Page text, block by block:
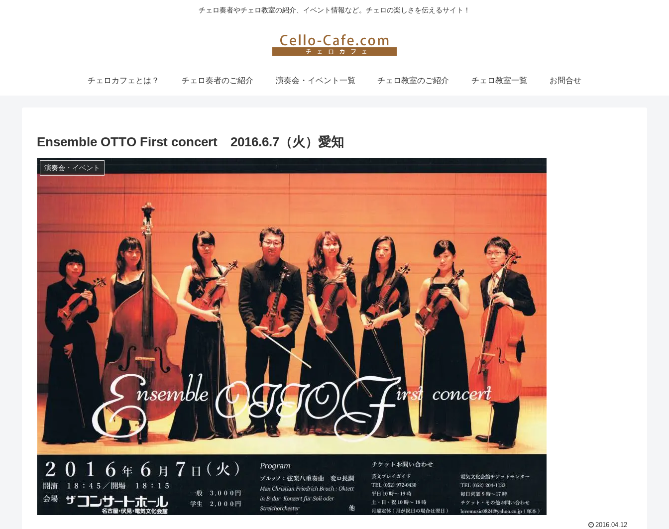
チェロ奏者やチェロ教室の紹介、イベント情報など。チェロの楽しさを伝えるサイト！
チェロカフェとは？ チェロ奏者のご紹介 演奏会・イベント一覧 チェロ教室のご紹介 チェロ教室一覧 お問合せ
Ensemble OTTO First concert 2016.6.7（火）愛知
演奏会・イベント
2016.04.12